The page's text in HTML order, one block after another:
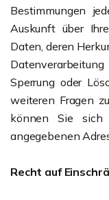
Bestimmungen
Auskunft über
Daten, deren
Sperrung oder
weiteren Fragen
können Sie sich
angegebenen
Recht auf